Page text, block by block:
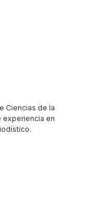
Ciencias de la
experiencia en